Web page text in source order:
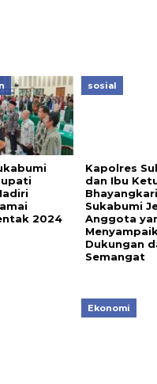
2024
sosial
Kapolres
dan Ibu
Sukabumi
Anggota
Dukungan
Semangat
Ekonomi